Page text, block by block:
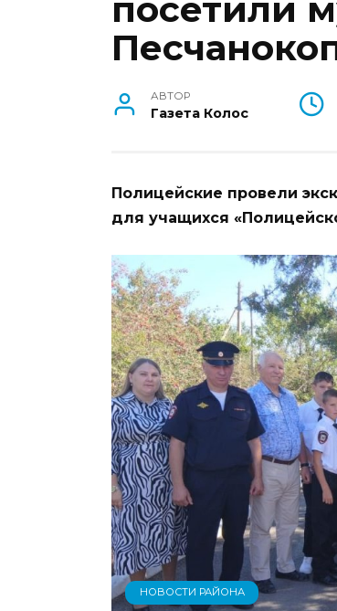
посетили
АВТОР
Газета Колос
Полицейские провели
для учащихся
НОВОСТИ РАЙОНА